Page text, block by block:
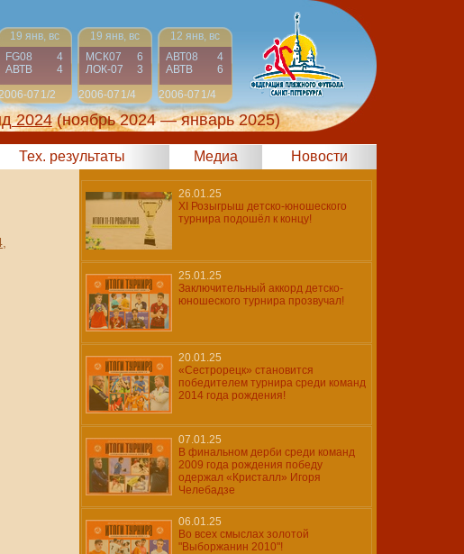
19 янв, вс
FG08
4
АВТВ
4
07 1/2
19 янв, вс
МСК07
6
ЛОК-07
3
2006-07 1/4
12 янв, вс
АВТ08
4
АВТВ
6
2006-07 1/4
2024 (ноябрь 2024 — январь 2025)
Тех. результаты Медиа Новости
26.01.25
XI Розыгрыш детско-юношеского
турнира подошёл к концу!
25.01.25
Заключительный аккорд детско-
юношеского турнира прозвучал!
20.01.25
«Сестрорецк» становится
победителем турнира среди команд
2014 года рождения!
07.01.25
В финальном дерби среди команд
2009 года рождения победу
одержал «Кристалл» Игоря
Челебадзе
06.01.25
Во всех смыслах золотой
"Выборжанин 2010"!